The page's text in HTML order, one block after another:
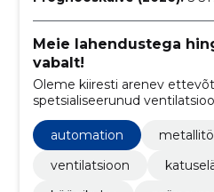
Meie lahendustega
vabalt!
Oleme kiiresti arenev
spetsialiseerunud
valmistamisele ja
automation
ventilatsioon